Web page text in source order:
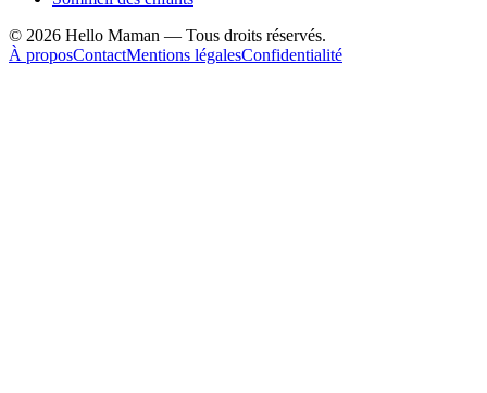
© 2026 Hello Maman — Tous droits réservés.
À proposContactMentions légalesConfidentialité